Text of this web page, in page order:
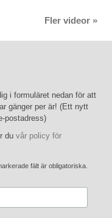
Fler videor »
i formuläret nedan för att
gänger per är! (Ett nytt
postadress)
du vår policy för
fält är obligatoriska.